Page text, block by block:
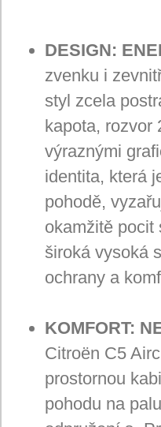
DESIGN:
zvenku i
styl zcela
kapota, rozvor
výraznými
identita, která
pohodě,
okamžitě
široká vysoká
ochrany a
KOMFORT:
Citroën C5
prostornou
pohodu na